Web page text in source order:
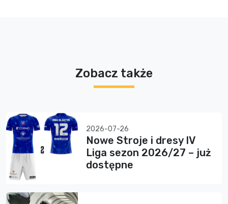
Zobacz także
2026-07-26
Nowe Stroje i dresy IV
Liga sezon 2026/27 – już
dostępne